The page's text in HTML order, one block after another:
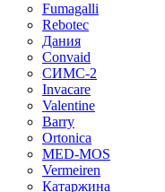
Fumagalli
Rebotec
Дания
Convaid
СИМС-2
Invacare
Valentine
Barry
Ortonica
MED-MOS
Vermeiren
Катаржина